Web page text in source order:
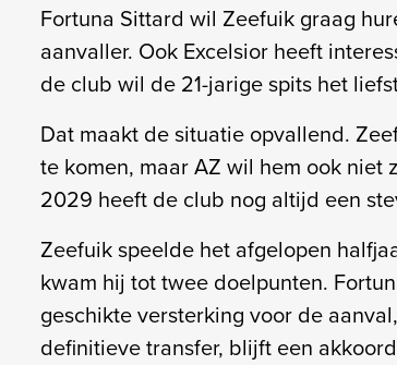
Fortuna Sittard wil Zeefuik graag
aanvaller. Ook Excelsior heeft
de club wil de 21-jarige spits het
Dat maakt de situatie opvallend.
te komen, maar AZ wil hem ook
2029 heeft de club nog altijd een
Zeefuik speelde het afgelopen
kwam hij tot twee doelpunten.
geschikte versterking voor de
definitieve transfer, blijft een